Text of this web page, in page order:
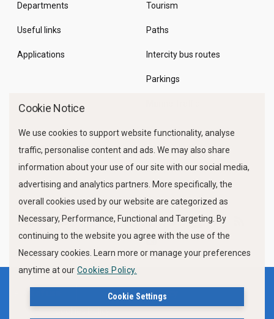
Departments
Useful links
Applications
Tourism
Paths
Intercity bus routes
Parkings
FOLLOW US
Privacy Policy
Cookie Notice
We use cookies to support website functionality, analyse
traffic, personalise content and ads. We may also share
information about your use of our site with our social media,
advertising and analytics partners. More specifically, the
overall cookies used by our website are categorized as
Necessary, Performance, Functional and Targeting. By
continuing to the website you agree with the use of the
Necessary cookies. Learn more or manage your preferences
anytime at our Cookies Policy.
Cookie Settings